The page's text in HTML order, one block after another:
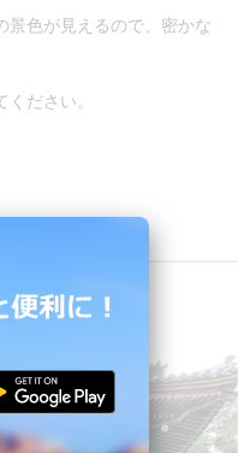
景色が見えるので、密かな
ださい。
「大聖院」